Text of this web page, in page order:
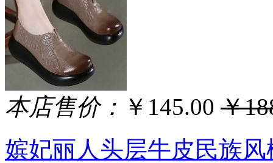
本店售价： ￥145.00 ￥
嫔妃丽人头层牛皮民族